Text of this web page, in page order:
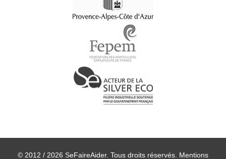
© 2012 / 2026 SeFaireAider. Tous droits réservés. Mentions